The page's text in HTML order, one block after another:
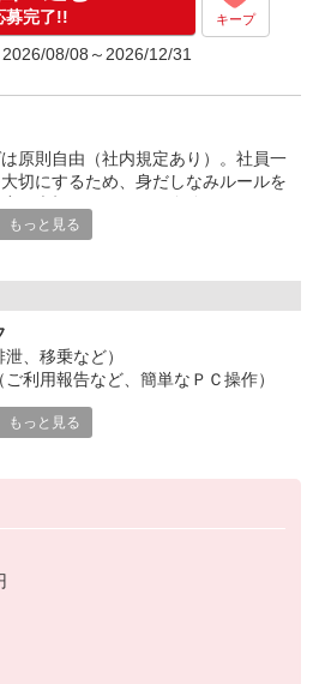
円/時
期間中(3ヶ月)は支給なし
募完了!! キープ
08/08～2026/12/31
原則自由（社内規定あり）。社員一
切にするため、身だしなみルールを
す。
受け取れる「給与前払い制度」を導
5営業日より利用可能
もっと見る
、移乗など）
利用報告など、簡単なＰＣ操作）
施
ョンや季節のイベント、ゲームなど
アイデアを活かして「笑顔になれる
けるやりがいのある仕事です。企画
もっと見る